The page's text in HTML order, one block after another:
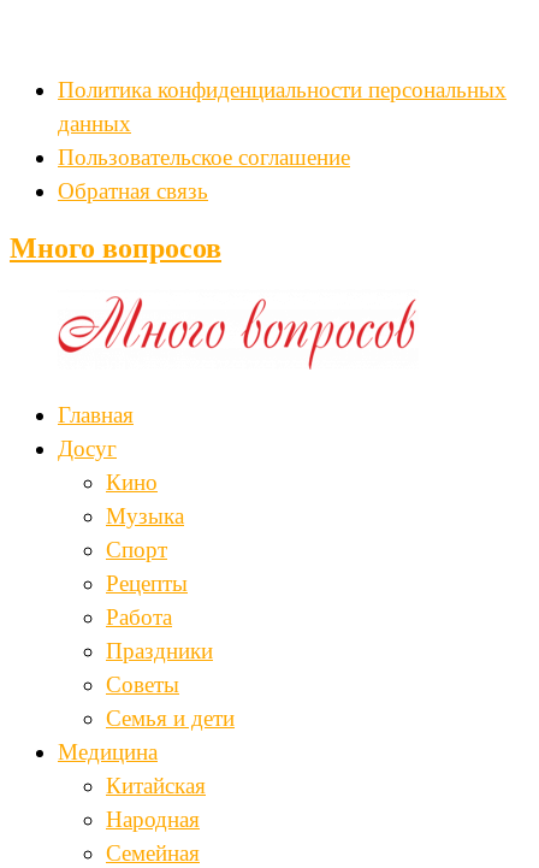
Политика конфиденциальности персональных
данных
Пользовательское соглашение
Обратная связь
Много вопросов
Главная
Досуг
Кино
Музыка
Спорт
Рецепты
Работа
Праздники
Советы
Семья и дети
Медицина
Китайская
Народная
Семейная